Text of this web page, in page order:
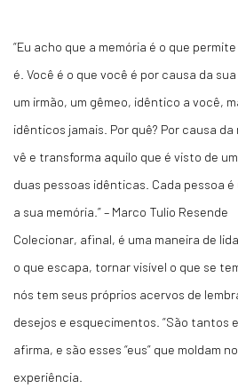
“Eu acho que a memória é o que
é. Você é o que você é por causa da
um irmão, um gêmeo, idêntico a você,
idênticos jamais. Por quê? Por causa
vê e transforma aquilo que é visto de
duas pessoas idênticas. Cada pessoa
a sua memória.”– Marco Tulio Resende
Colecionar, afinal, é uma maneira de
o que escapa, tornar visível o que se
nós tem seus próprios acervos de
desejos e esquecimentos. “São tantos
afirma, e são esses “eus” que moldam
experiência.